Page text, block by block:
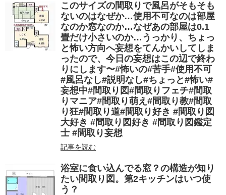
このサイズの間取りで風呂がそもそも
ないのはなぜか…使用不可なのは部屋
なのか窓なのか…なぜあの部屋は0.1
畳だけ小さいのか…うっかり、ちょっ
と怖い方向へ妄想をてんかいしてしま
ったので、今日の妄想はこの辺で終わ
りにします〜#怖いの#苦手#使用不可
#風呂なし#説明なし#ちょっと#怖い#
妄想中#間取り図#間取りフェチ#間取
りマニア#間取り萌え#間取り教#間取
り狂#間取り道#間取り好き #間取り図
大好き #間取り図好き #間取り図鑑定
士 #間取り妄想
記事を読む
浴室に食い込んでる窓？の構造が知り
たい間取り図。第2キッチンはいつ使
う？